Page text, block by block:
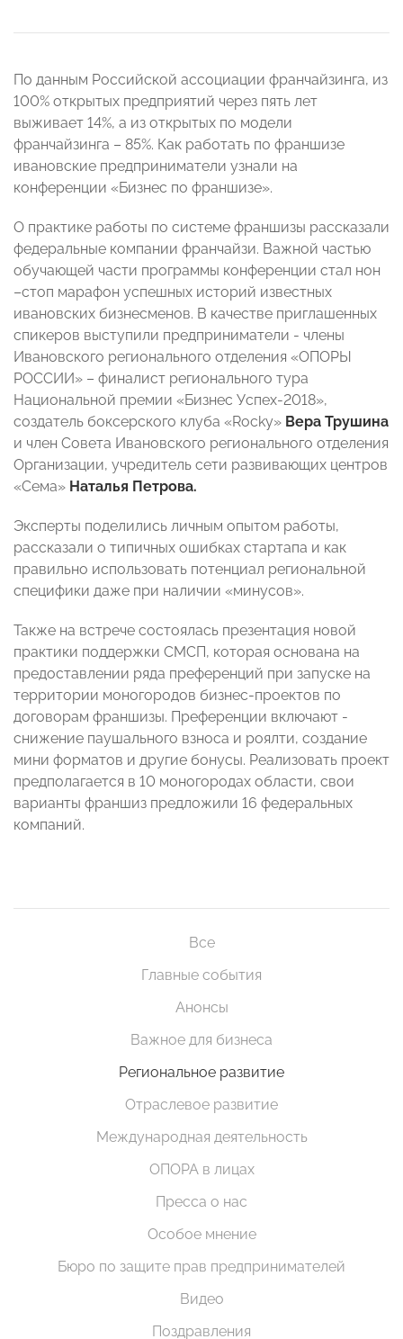
По данным Российской ассоциации франчайзинга, из
100% открытых предприятий через пять лет
выживает 14%, а из открытых по модели
франчайзинга – 85%. Как работать по франшизе
ивановские предприниматели узнали на
конференции «Бизнес по франшизе».
О практике работы по системе франшизы рассказали
федеральные компании франчайзи. Важной частью
обучающей части программы конференции стал нон
–стоп марафон успешных историй известных
ивановских бизнесменов. В качестве приглашенных
спикеров выступили предприниматели - члены
Ивановского регионального отделения «ОПОРЫ
РОССИИ» – финалист регионального тура
Национальной премии «Бизнес Успех-2018»,
создатель боксерского клуба «Rocky» Вера Трушина
и член Совета Ивановского регионального отделения
Организации, учредитель сети развивающих центров
«Сема» Наталья Петрова.
Эксперты поделились личным опытом работы,
рассказали о типичных ошибках стартапа и как
правильно использовать потенциал региональной
специфики даже при наличии «минусов».
Также на встрече состоялась презентация новой
практики поддержки СМСП, которая основана на
предоставлении ряда преференций при запуске на
территории моногородов бизнес-проектов по
договорам франшизы. Преференции включают -
снижение паушального взноса и роялти, создание
мини форматов и другие бонусы. Реализовать проект
предполагается в 10 моногородах области, свои
варианты франшиз предложили 16 федеральных
компаний.
Все
Главные события
Анонсы
Важное для бизнеса
Региональное развитие
Отраслевое развитие
Международная деятельность
ОПОРА в лицах
Пресса о нас
Особое мнение
Бюро по защите прав предпринимателей
Видео
Поздравления